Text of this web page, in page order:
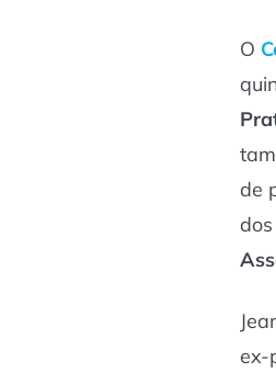
O
de
ex-